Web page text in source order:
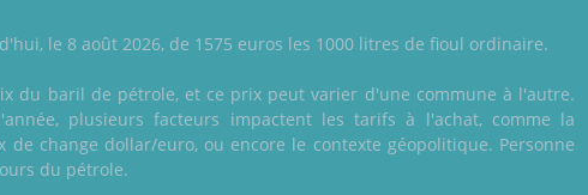
le 8 août 2026, de 1575 euros les 1000 litres de fioul ordinaire.
du baril de pétrole, et ce prix peut varier d'une commune à l'autre.
plusieurs facteurs impactent les tarifs à l'achat, comme la
change dollar/euro, ou encore le contexte géopolitique. Personne
du pétrole.